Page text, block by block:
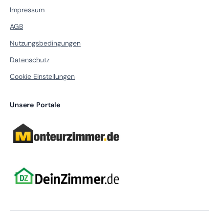
Impressum
AGB
Nutzungsbedingungen
Datenschutz
Cookie Einstellungen
Unsere Portale